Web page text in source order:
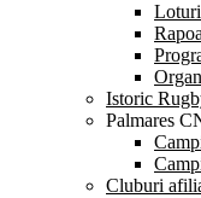
Istoric
Palmares
Cluburi